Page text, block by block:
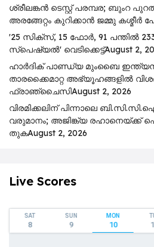
ശ്രീലങ്കൻ ടെസ്റ്റ് പരമ്പര; ബുംറ
അരങ്ങേറ്റം കുറിക്കാൻ ജമ്മു കശ്മീർ
'25 സിക്സ്, 15 ഫോർ, 91 പന്തിൽ
സ്പെഷ്യൽ' വെടിക്കെട്ട്August 2,
ഹാർദിക് പാണ്ഡ്യ മുംബൈ
താരക്കൈമാറ്റ അഭ്യൂഹങ്ങളിൽ
ഫ്രാഞ്ചൈസിAugust 2, 2026
വിരമിക്കലിന് പിന്നാലെ
വരുമാനം; അജിങ്ക്യ രഹാനെയ്ക്ക്
തുകAugust 2, 2026
Live Scores
SAT
8
SUN
9
MON
10